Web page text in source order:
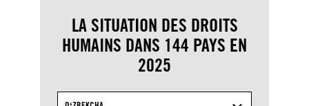
LA SITUATION DES DROITS
HUMAINS DANS 144 PAYS EN
2025